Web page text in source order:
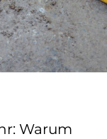
Warum